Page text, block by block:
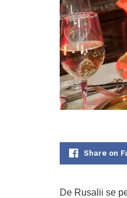
Share on
De Rusalii se